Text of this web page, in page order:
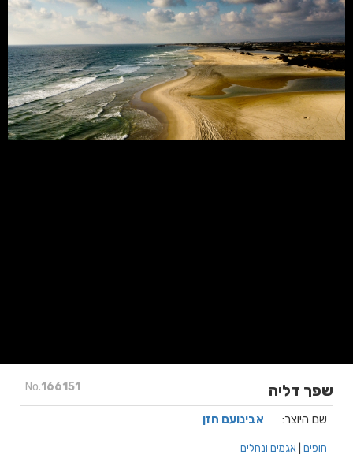
No.166151 שפך דליה
שם היוצר: אבינועם חזן
חופים אגמים ונחלים